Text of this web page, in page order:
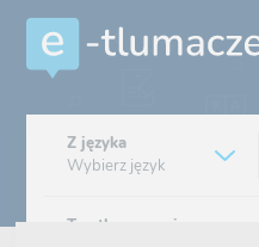
Z języka
Wybierz język
Typ tłumaczenia